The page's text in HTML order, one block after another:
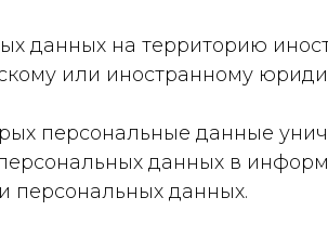
данных на территорию
или иностранному
персональные данные
данных в
персональных данных.